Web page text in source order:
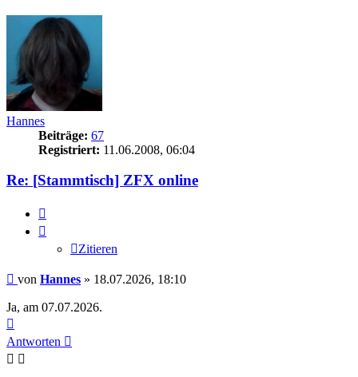
Hannes
Beiträge: 67
Registriert: 11.06.2008, 06:04
Re: [Stammtisch] ZFX online
Zitieren
Beitrag
von Hannes » 18.07.2026, 18:10
Ja, am 07.07.2026.
oben
Antworten